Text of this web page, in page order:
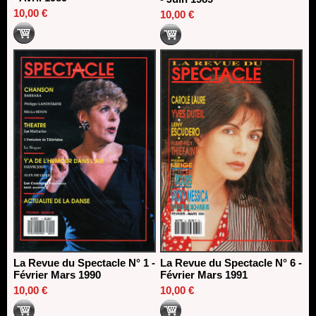
10,00 €
10,00 €
La Revue du Spectacle N° 1 -
Février Mars 1990
10,00 €
La Revue du Spectacle N° 6 -
Février Mars 1991
10,00 €